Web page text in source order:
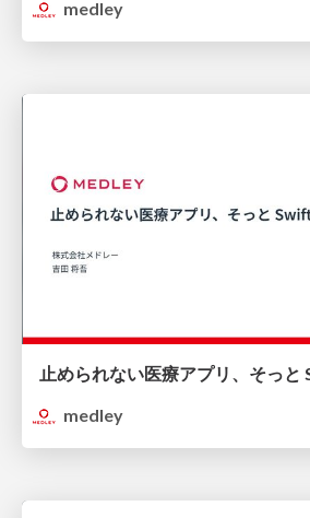
medley
止められない医療アプリ、そっと
medley